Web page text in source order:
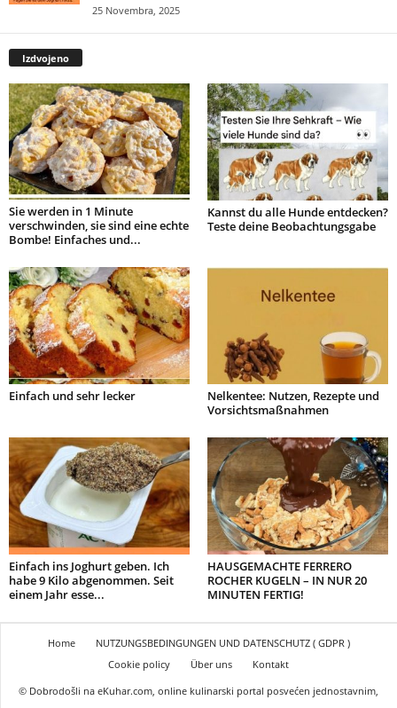
25 Novembra, 2025
Izdvojeno
Sie werden in 1 Minute
verschwinden, sie sind eine echte
Bombe! Einfaches und...
Kannst du alle Hunde entdecken?
Teste deine Beobachtungsgabe
Einfach und sehr lecker
Nelkentee: Nutzen, Rezepte und
Vorsichtsmaßnahmen
Einfach ins Joghurt geben. Ich
habe 9 Kilo abgenommen. Seit
einem Jahr esse...
HAUSGEMACHTE FERRERO
ROCHER KUGELN – IN NUR 20
MINUTEN FERTIG!
Home
NUTZUNGSBEDINGUNGEN UND DATENSCHUTZ ( GDPR )
Cookie policy
Über uns
Kontakt
© Dobrodošli na eKuhar.com, online kulinarski portal posvećen jednostavnim,